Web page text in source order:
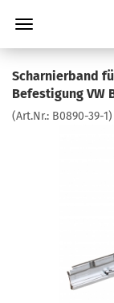
Scharnierband
Befestigung VW
(Art.Nr.: B0890-39-1)